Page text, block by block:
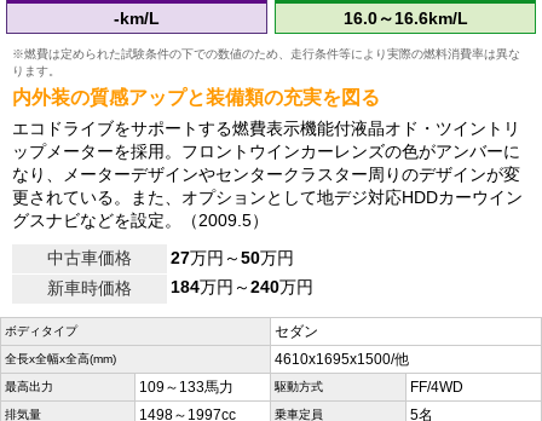
-km/L 16.0～16.6km/L
※燃費は定められた試験条件の下での数値のため、走行条件等により実際の燃料消費率は異な
ります。
内外装の質感アップと装備類の充実を図る
エコドライブをサポートする燃費表示機能付液晶オド・ツイントリ
ップメーターを採用。フロントウインカーレンズの色がアンバーに
なり、メーターデザインやセンタークラスター周りのデザインが変
更されている。また、オプションとして地デジ対応HDDカーウイン
グスナビなどを設定。（2009.5）
中古車価格
27万円～50万円
新車時価格
184万円～240万円
ボディタイプ セダン
全長x全幅x全高(mm) 4610x1695x1500/他
最高出力 109～133馬力 駆動方式 FF/4WD
排気量 1498～1997cc 乗車定員 5名